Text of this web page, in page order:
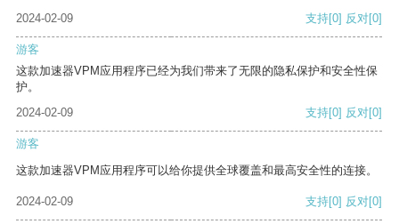
2024-02-09 支持[0] 反对[0]
游客
这款加速器VPM应用程序已经为我们带来了无限的隐私保护和安全性保
护。
2024-02-09
支持[0] 反对[0]
游客
这款加速器VPM应用程序可以给你提供全球覆盖和最高安全性的连接。
2024-02-09 支持[0] 反对[0]